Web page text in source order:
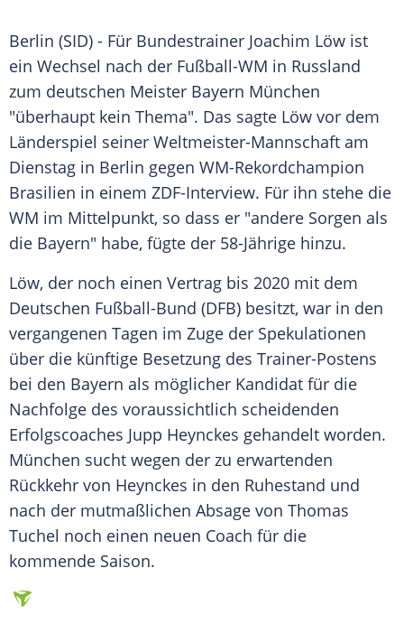
Berlin (SID) - Für Bundestrainer Joachim Löw ist
ein Wechsel nach der Fußball-WM in Russland
zum deutschen Meister Bayern München
"überhaupt kein Thema". Das sagte Löw vor dem
Länderspiel seiner Weltmeister-Mannschaft am
Dienstag in Berlin gegen WM-Rekordchampion
Brasilien in einem ZDF-Interview. Für ihn stehe die
WM im Mittelpunkt, so dass er "andere Sorgen als
die Bayern" habe, fügte der 58-Jährige hinzu.
Löw, der noch einen Vertrag bis 2020 mit dem
Deutschen Fußball-Bund (DFB) besitzt, war in den
vergangenen Tagen im Zuge der Spekulationen
über die künftige Besetzung des Trainer-Postens
bei den Bayern als möglicher Kandidat für die
Nachfolge des voraussichtlich scheidenden
Erfolgscoaches Jupp Heynckes gehandelt worden.
München sucht wegen der zu erwartenden
Rückkehr von Heynckes in den Ruhestand und
nach der mutmaßlichen Absage von Thomas
Tuchel noch einen neuen Coach für die
kommende Saison.